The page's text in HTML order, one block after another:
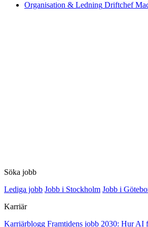
Organisation & Ledning Driftchef
Söka jobb
Lediga jobb Jobb i Stockholm Jobb i
Karriär
Karriärblogg Framtidens jobb 2030: Hur AI